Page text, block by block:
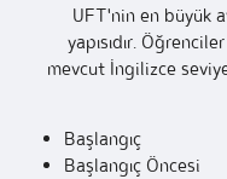
UFT'nin en büyük
yapısıdır.
mevcut İngilizce
Başlangıç
Başlangıç Öncesi